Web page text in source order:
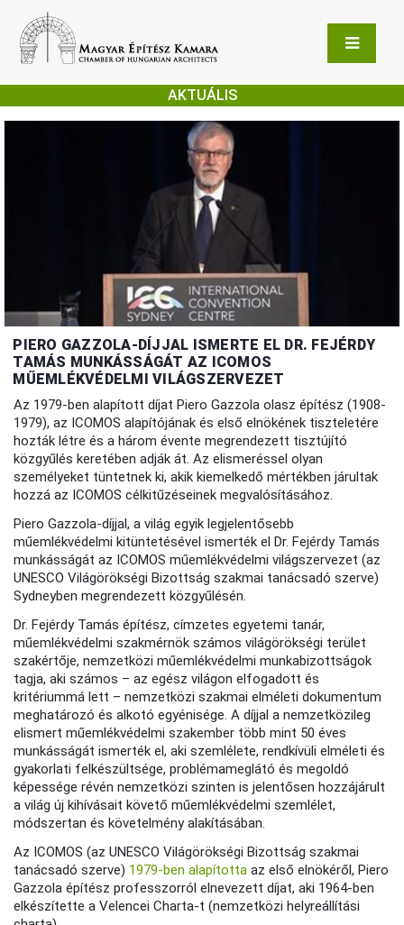
AKTUÁLIS
PIERO GAZZOLA-DÍJJAL ISMERTE EL DR. FEJÉRDY
TAMÁS MUNKÁSSÁGÁT AZ ICOMOS
MŰEMLÉKVÉDELMI VILÁGSZERVEZET
Az 1979-ben alapított díjat Piero Gazzola olasz építész (1908-
1979), az ICOMOS alapítójának és első elnökének tiszteletére
hozták létre és a három évente megrendezett tisztújító
közgyűlés keretében adják át. Az elismeréssel olyan
személyeket tüntetnek ki, akik kiemelkedő mértékben járultak
hozzá az ICOMOS célkitűzéseinek megvalósításához.
Piero Gazzola-díjjal, a világ egyik legjelentősebb
műemlékvédelmi kitüntetésével ismerték el Dr. Fejérdy Tamás
munkásságát az ICOMOS műemlékvédelmi világszervezet (az
UNESCO Világörökségi Bizottság szakmai tanácsadó szerve)
Sydneyben megrendezett közgyűlésén.
Dr. Fejérdy Tamás építész, címzetes egyetemi tanár,
műemlékvédelmi szakmérnök számos világörökségi terület
szakértője, nemzetközi műemlékvédelmi munkabizottságok
tagja, aki számos – az egész világon elfogadott és
kritériummá lett – nemzetközi szakmai elméleti dokumentum
meghatározó és alkotó egyénisége. A díjjal a nemzetközileg
elismert műemlékvédelmi szakember több mint 50 éves
munkásságát ismerték el, aki szemlélete, rendkívüli elméleti és
gyakorlati felkészültsége, problémameglátó és megoldó
képessége révén nemzetközi szinten is jelentősen hozzájárult
a világ új kihívásait követő műemlékvédelmi szemlélet,
módszertan és követelmény alakításában.
Az ICOMOS (az UNESCO Világörökségi Bizottság szakmai
tanácsadó szerve) 1979-ben alapította az első elnökéről, Piero
Gazzola építész professzorról elnevezett díjat, aki 1964-ben
elkészítette a Velencei Charta-t (nemzetközi helyreállítási